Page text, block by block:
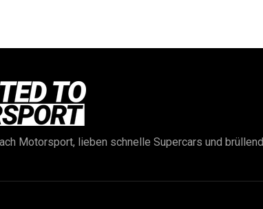
Motorsport, lieben schnelle Supercars und